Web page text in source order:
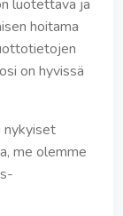
luotettava ja
hoitama
on hyvissä
nykyiset
me olemme